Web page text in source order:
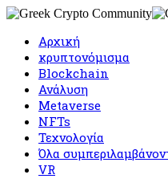
Αρχική
κρυπτονόμισμα
Blockchain
Ανάλυση
Metaverse
NFTs
Τεχνολογία
Όλα
VR